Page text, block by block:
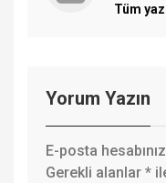
Tüm
Yorum Yazın
E-posta
Gerekli alanlar *